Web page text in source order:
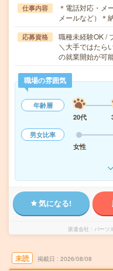
仕事内容
＊電話対応・メ
メールなど）＊
応募資格
職種未経験OK /
＼大手ではたら
の就業開始が可
職場の雰囲気
年齢層
20代
男女比率
女性
気になる!
派遣会社 パーソ
未読 掲載日 2026/08/08